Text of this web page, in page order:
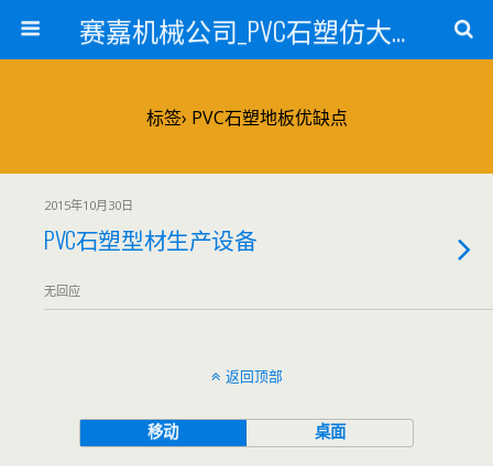
赛嘉机械公司_PVC石塑仿大理石线条生产线_PVC仿大理石板材生产设备_PVC门窗型材生产设备_PVC扣板设备_PVC/WPC发泡板材生产线_PVC波浪瓦生产设备_地毯覆膜TPR TPE设备_TPR鞋边条生产设备_PVC封边条卡条生产设备_PVC造料设备_PVC PE PP管材生产线_混合机
标签› PVC石塑地板优缺点
2015年10月30日
PVC石塑型材生产设备
无回应
返回顶部
移动 桌面